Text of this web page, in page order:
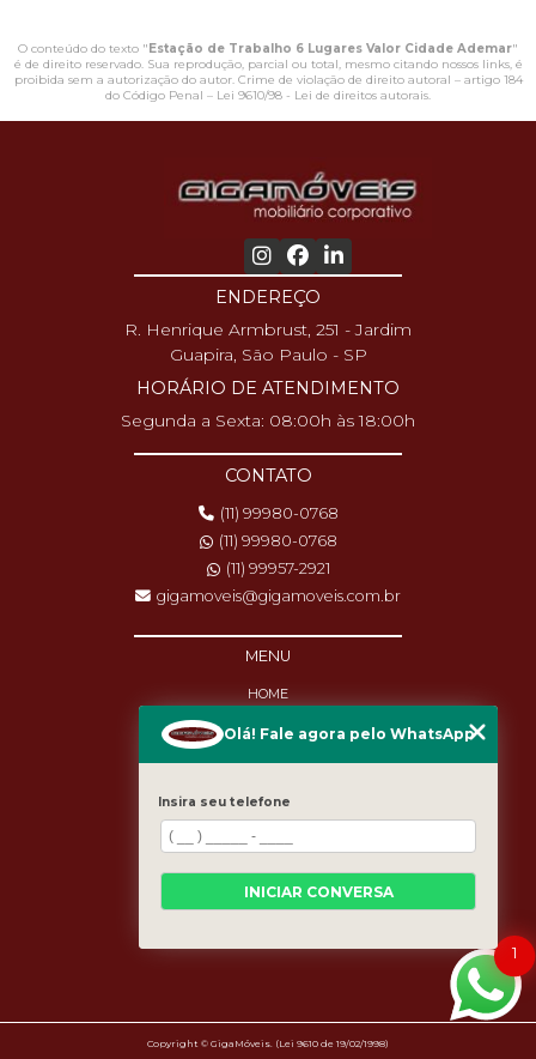
O conteúdo do texto "Estação de Trabalho 6 Lugares Valor Cidade Ademar"
é de direito reservado. Sua reprodução, parcial ou total, mesmo citando nossos links, é
proibida sem a autorização do autor. Crime de violação de direito autoral – artigo 184
do Código Penal – Lei 9610/98 - Lei de direitos autorais.
ENDEREÇO
R. Henrique Armbrust, 251 - Jardim
Guapira, São Paulo - SP
HORÁRIO DE ATENDIMENTO
Segunda a Sexta: 08:00h às 18:00h
CONTATO
(11) 99980-0768
(11) 99980-0768
(11) 99957-2921
gigamoveis@gigamoveis.com.br
MENU
HOME
PRODUTOS
MANUTENÇÃO
CASES
MAPA DO SITE
Copyright © GigaMóveis. (Lei 9610 de 19/02/1998)
1
Olá! Fale agora pelo WhatsApp
Insira seu telefone
INICIAR CONVERSA